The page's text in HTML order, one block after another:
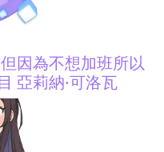
因為不想加班所以
亞莉納·可洛瓦